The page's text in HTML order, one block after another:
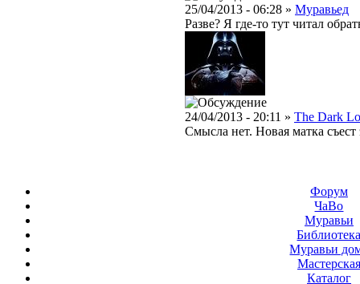
25/04/2013 - 06:28 » Муравьед
Разве? Я где-то тут читал
24/04/2013 - 20:11 » The Dark
Смысла нет. Новая матка съест
Форум
ЧаВо
Муравьи
Муравьи
Мастерская
Каталог